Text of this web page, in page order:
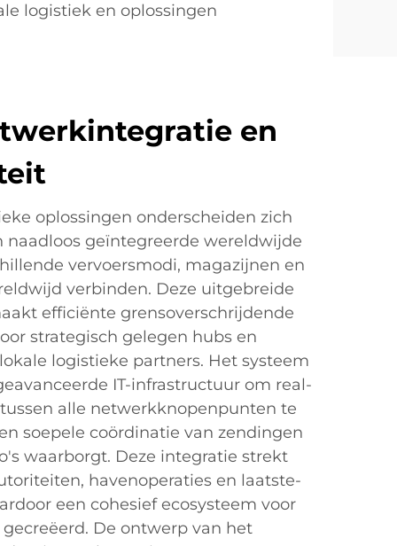
logistiek en oplossingen
en
oplossingen onderscheiden zich
naadloos geïntegreerde wereldwijde
vervoersmodi, magazijnen en
verbinden. Deze uitgebreide
efficiënte grensoverschrijdende
strategisch gelegen hubs en
logistieke partners. Het systeem
IT-infrastructuur om real-
alle netwerkknopenpunten te
soepele coördinatie van zendingen
waarborgt. Deze integratie strekt
havenoperaties en laatste-
een cohesief ecosysteem voor
De ontwerp van het